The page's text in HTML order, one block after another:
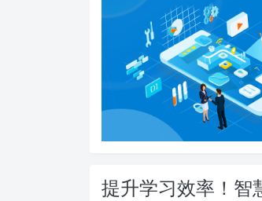
提升学习效率！智